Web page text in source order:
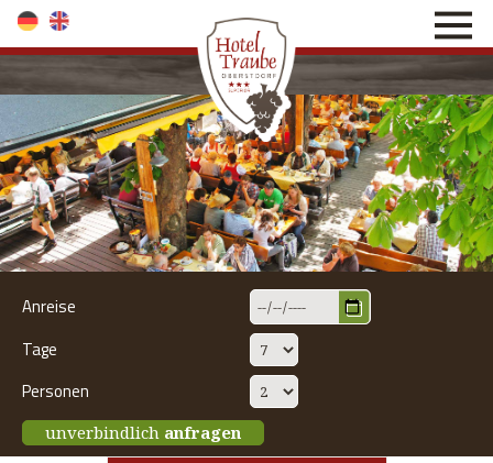
direkt zur Navigation
direkt zum Inhalt
Anreise
Tage
Personen
unverbindlich anfragen